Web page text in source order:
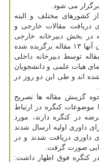
برگزار می شود.
حدود ۱۳ سخنران از كشورهای مختلف و البته
دریافت مقالات خارجی و
در بخش دبیرخانه خارجی
حدود ۴۰ چكیده مقاله رسیده كه از میان آنها ۱۳ مقاله برگزیده شده
از ۷۰ چكیده مقاله توسط دبیرخانه داخلی
به اعضای هیات علمی و دانشجویان
اند و طی این دو روز در
گزینش مقاله ها تصریح
موضوعات كنگره در ارتباط
در كنگره دارند، مورد
داوری اولیه ارسال شدند
داوری دریافت شدند و در
صورت گرفت.
در كنگره فوق اظهار داشت: